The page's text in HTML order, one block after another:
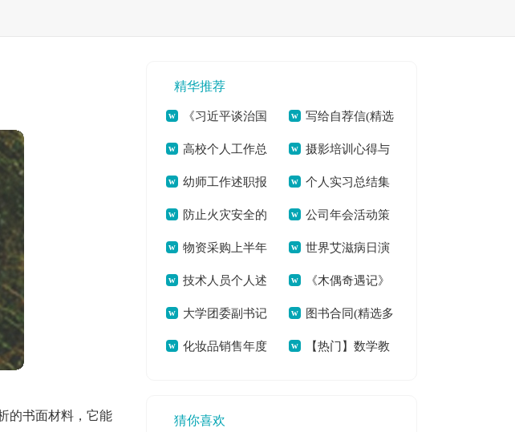
的书面材料，它能
精华推荐
《习近平谈治国
理政》（第三卷）个
人学习体会[本文共
918字]
写给自荐信(精选
多篇)[本文共5484
字]
高校个人工作总
结(全文共20911字)
摄影培训心得与
感悟多篇汇总[本文
共3405字]
幼师工作述职报
告(通用7篇)(全文共
7309字)
个人实习总结集
合15篇(全文共
18689字)
防止火灾安全的
建议书[本文共2847
字]
公司年会活动策
划流程[本文共5733
字]
物资采购上半年
个人工作总结(全文
共7962字)
世界艾滋病日演
讲稿五分钟[本文共
3661字]
技术人员个人述
职报告(全文共12805
字)
《木偶奇遇记》
读书心得(精选多篇)
[本文共2489字]
大学团委副书记
竞选演讲稿(精选多
图书合同(精选多
篇)[本文共5167字]
化妆品销售年度
文共17809字)
【热门】数学教
猜你喜欢